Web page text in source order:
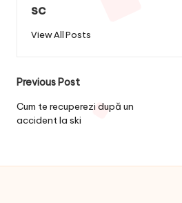
sc
View All Posts
Post
navigation
Previous Post
Cum te recuperezi după un
accident la ski